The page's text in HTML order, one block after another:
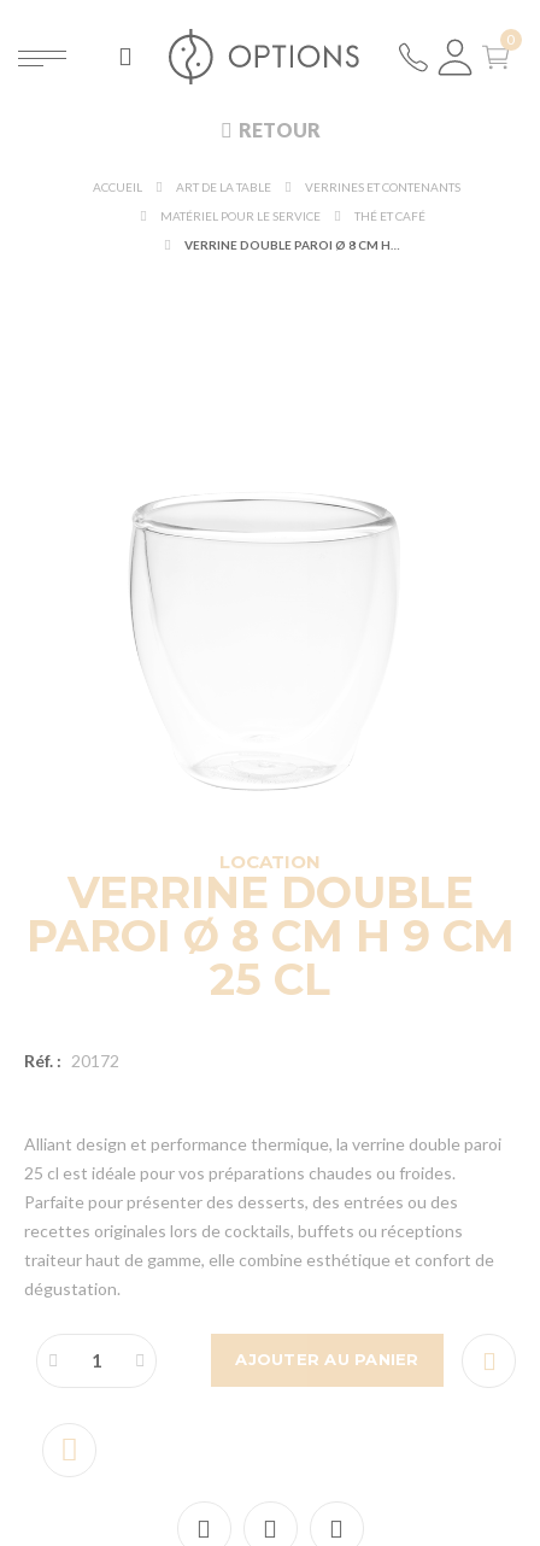
RETOUR
ACCUEIL ART DE LA TABLE
VERRINES ET CONTENANTS
MATÉRIEL POUR LE SERVICE
THÉ ET CAFÉ
LOCATION
VERRINE DOUBLE
PAROI Ø 8 CM H 9 CM
25 CL
Réf. : 20172
Alliant design et performance thermique, la verrine double paroi
25 cl est idéale pour vos préparations chaudes ou froides.
Parfaite pour présenter des desserts, des entrées ou des
recettes originales lors de cocktails, buffets ou réceptions
traiteur haut de gamme, elle combine esthétique et confort de
dégustation.
AJOUTER AU PANIER